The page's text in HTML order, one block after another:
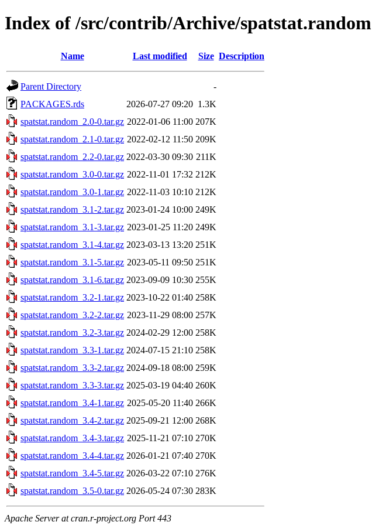
Index of /src/contrib/Archive/spatstat.random
Name Last modified Size Description
Parent Directory
-
PACKAGES.rds
2026-07-27 09:20 1.3K
spatstat.random_2.0-0.tar.gz 2022-01-06 11:00 207K
spatstat.random_2.1-0.tar.gz 2022-02-12 11:50 209K
spatstat.random_2.2-0.tar.gz 2022-03-30 09:30 211K
spatstat.random_3.0-0.tar.gz 2022-11-01 17:32 212K
spatstat.random_3.0-1.tar.gz 2022-11-03 10:10 212K
spatstat.random_3.1-2.tar.gz 2023-01-24 10:00 249K
spatstat.random_3.1-3.tar.gz 2023-01-25 11:20 249K
spatstat.random_3.1-4.tar.gz 2023-03-13 13:20 251K
spatstat.random_3.1-5.tar.gz 2023-05-11 09:50 251K
spatstat.random_3.1-6.tar.gz 2023-09-09 10:30 255K
spatstat.random_3.2-1.tar.gz 2023-10-22 01:40 258K
spatstat.random_3.2-2.tar.gz 2023-11-29 08:00 257K
spatstat.random_3.2-3.tar.gz 2024-02-29 12:00 258K
spatstat.random_3.3-1.tar.gz 2024-07-15 21:10 258K
spatstat.random_3.3-2.tar.gz 2024-09-18 08:00 259K
spatstat.random_3.3-3.tar.gz 2025-03-19 04:40 260K
spatstat.random_3.4-1.tar.gz 2025-05-20 11:40 266K
spatstat.random_3.4-2.tar.gz 2025-09-21 12:00 268K
spatstat.random_3.4-3.tar.gz 2025-11-21 07:10 270K
spatstat.random_3.4-4.tar.gz 2026-01-21 07:40 270K
spatstat.random_3.4-5.tar.gz 2026-03-22 07:10 276K
spatstat.random_3.5-0.tar.gz 2026-05-24 07:30 283K
Apache Server at cran.r-project.org Port 443